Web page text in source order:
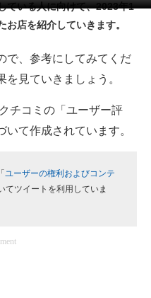
いる人に向けて、2023年1
店を紹介していきます。
、参考にしてみてくだ
見ていきましょう。
チコミの「ユーザー評
て作成されています。
ユーザーの権利およびコンテ
てツイートを利用していま